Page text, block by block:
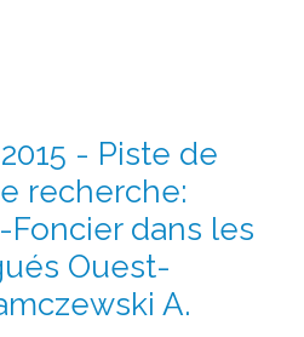
- Piste de
recherche:
Foncier dans les
Ouest-
A.